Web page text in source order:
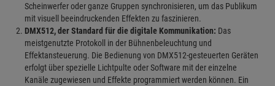
Scheinwerfer oder ganze Gruppen synchronisieren, um das Publikum
mit visuell beeindruckenden Effekten zu faszinieren.
DMX512, der Standard für die digitale Kommunikation: Das
meistgenutzte Protokoll in der Bühnenbeleuchtung und
Effektansteuerung. Die Bedienung von DMX512-gesteuerten Geräten
erfolgt über spezielle Lichtpulte oder Software mit der einzelne
Kanäle zugewiesen und Effekte programmiert werden können. Ein